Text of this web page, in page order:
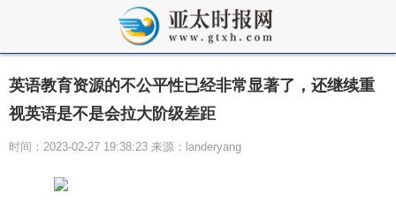
英语教育资源的不公平性已经非常显著了，还继续重
视英语是不是会拉大阶级差距
时间：2023-02-27 19:38:23 来源：landeryang